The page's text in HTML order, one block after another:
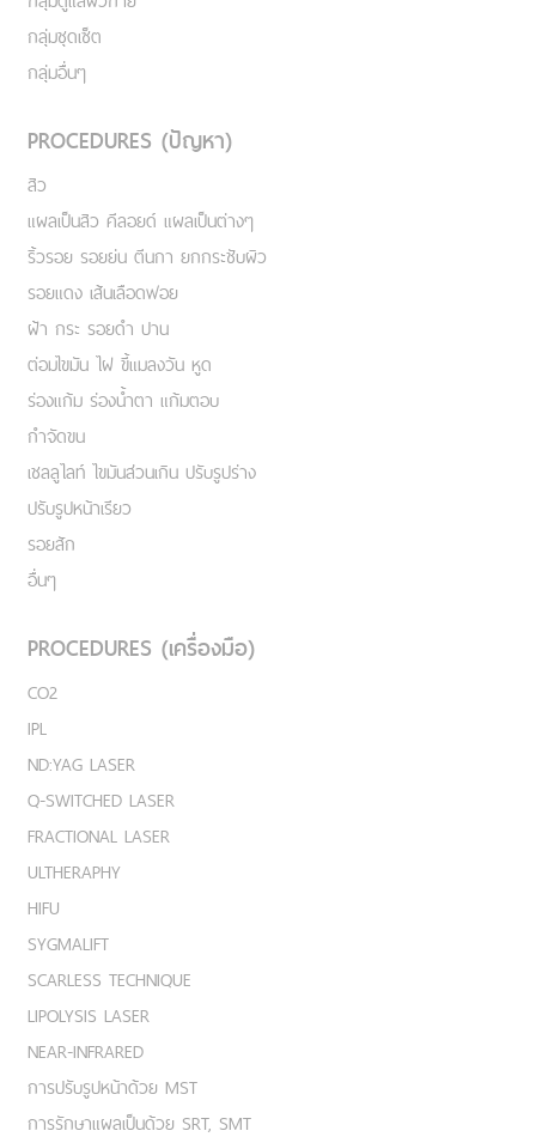
กลุ่มชุดเซ็ต
กลุ่มอื่นๆ
PROCEDURES (ปัญหา)
สิว
แผลเป็นสิว คีลอยด์ แผลเป็นต่างๆ
ริ้วรอย รอยย่น ตีนกา ยกกระชับผิว
รอยแดง เส้นเลือดฟอย
ฝ้า กระ รอยดำ ปาน
ต่อมไขมัน ไฝ ขี้แมลงวัน หูด
ร่องแก้ม ร่องน้ำตา แก้มตอบ
กำจัดขน
เชลลูไลท์ ไขมันส่วนเกิน ปรับรูปร่าง
ปรับรูปหน้าเรียว
รอยสัก
อื่นๆ
PROCEDURES (เครื่องมือ)
CO2
IPL
ND:YAG LASER
Q-SWITCHED LASER
FRACTIONAL LASER
ULTHERAPHY
HIFU
SYGMALIFT
SCARLESS TECHNIQUE
LIPOLYSIS LASER
NEAR-INFRARED
การปรับรูปหน้าด้วย MST
การรักษาแผลเป็นด้วย SRT, SMT